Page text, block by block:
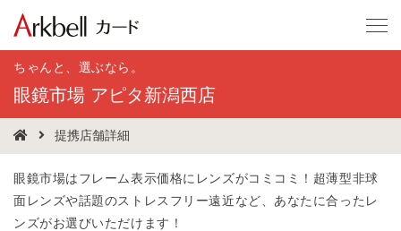
ちゃんと、選ぶなら。
眼鏡市場 アピタ新潟西店
提携店舗詳細
眼鏡市場はフレーム表示価格にレンズがコミコミ！超薄型非球
面レンズや話題のストレスフリー遠近など、あなたに合ったレ
ンズがお選びいただけます！